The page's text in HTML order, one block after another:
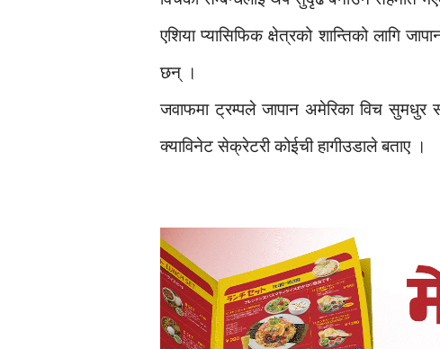
एशिया प्यासिफिक क्षेत्रको शान्तिको लागि
छन् ।
जवाफमा ट्रम्पले जापान अमेरिका विच सुमधुर
क्याविनेट सेक्रेटरी कोईची हागीउडाले बताए ।